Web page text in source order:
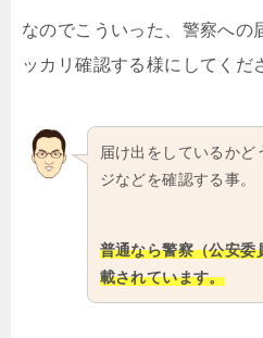
なのでこういった、警察への
ッカリ確認する様にしてくだ
届け出をしているか
ジなどを確認する事。
普通なら警察（公安委
載されています。